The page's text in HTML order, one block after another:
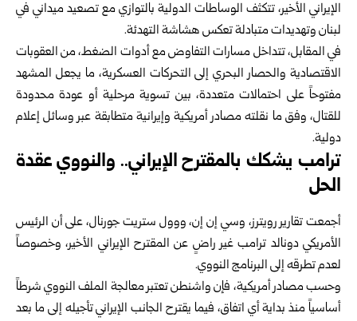
الإيراني الأخير، تتكثف الوساطات الدولية بالتوازي مع تصعيد ميداني في
لبنان وتهديدات متبادلة تعكس هشاشة التهدئة.
في المقابل، تتداخل مسارات التفاوض مع أدوات الضغط، من العقوبات
الاقتصادية والحصار البحري إلى التحركات العسكرية، ما يجعل المشهد
مفتوحاً على احتمالات متعددة، بين تسوية مرحلية أو عودة محدودة
للقتال، وفق ما نقلته مصادر أمريكية وإيرانية متطابقة عبر وسائل إعلام
دولية.
ترامب يشكك بالمقترح الإيراني.. والنووي عقدة
الحل
أجمعت تقارير رويترز، وسي إن إن، ووول ستريت جورنال، على أن الرئيس
الأمريكي دونالد ترامب غير راضٍ عن المقترح الإيراني الأخير، وخصوصاً
لعدم تطرقه إلى البرنامج النووي.
وحسب مصادر أمريكية، فإن واشنطن تعتبر معالجة الملف النووي شرطاً
أساسياً منذ بداية أي اتفاق، فيما يقترح الجانب الإيراني تأجيله إلى ما بعد